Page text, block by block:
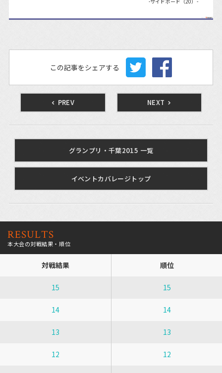
この記事をシェアする
PREV NEXT
グランプリ・千葉2015 一覧
イベントカバレージトップ
RESULTS
本大会の対戦結果・順位
対戦結果 順位
15 15
14 14
13 13
12 12